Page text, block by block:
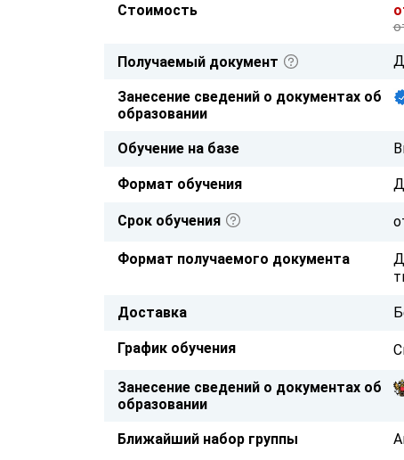
Стоимость
Получаемый документ
Занесение сведений о документах об
образовании
Обучение на базе
Формат обучения
Срок обучения
Формат получаемого документа
Доставка
График обучения
Занесение сведений о документах об
образовании
Ближайший набор группы